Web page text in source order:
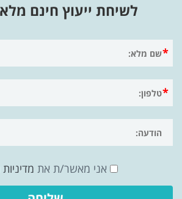
לשיחת ייעוץ חינם
אני מאשר/ת את